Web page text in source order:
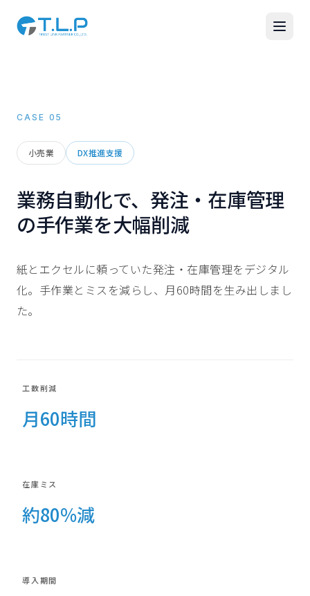
CASE 05
小売業 DX推進支援
業務自動化で、発注・在庫管理
の手作業を大幅削減
紙とエクセルに頼っていた発注・在庫管理をデジタル
化。手作業とミスを減らし、月60時間を生み出しまし
た。
工数削減
月60時間
在庫ミス
約80%減
導入期間